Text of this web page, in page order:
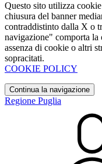
Questo sito utilizza
chiusura del banner
contraddistinto dalla X o
navigazione" comporta la
assenza di cookie o altri
sopracitati.
COOKIE POLICY
Continua la navigazione
Regione Puglia